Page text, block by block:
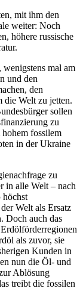
mit ihm den
weiter: Noch
höhere russische
mal am
und den
den
die Welt zu jetten.
sollen
zu
fossilem
in der Ukraine
zu
in alle Welt – nach
höchst
Welt als Ersatz
Doch auch das
als zuvor, sie
Kunden in
nun die Öl- und
Ablösung
treibt die fossilen